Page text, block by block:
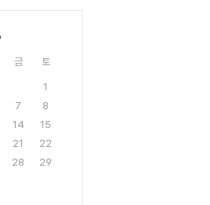
금 토
1
7
8
14
15
21
22
28
29